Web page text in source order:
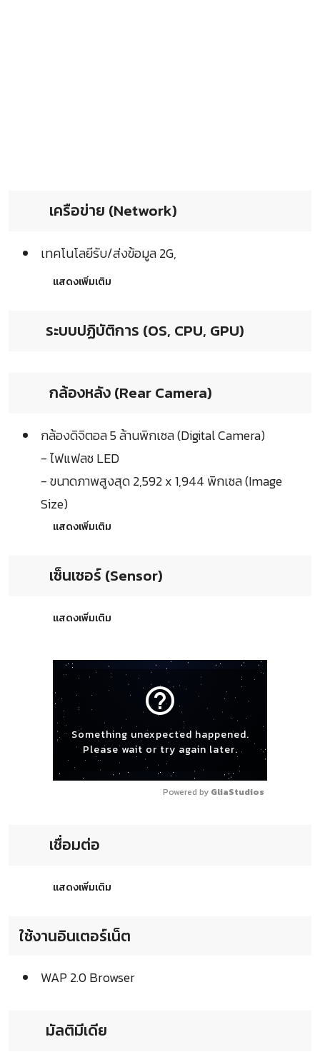
เครือข่าย (Network)
เทคโนโลยีรับ/ส่งข้อมูล 2G,
แสดงเพิ่มเติม
ระบบปฏิบัติการ (OS, CPU, GPU)
กล้องหลัง (Rear Camera)
กล้องดิจิตอล 5 ล้านพิกเซล (Digital Camera)
- ไฟแฟลช LED
- ขนาดภาพสูงสุด 2,592 x 1,944 พิกเซล (Image
Size)
แสดงเพิ่มเติม
เซ็นเซอร์ (Sensor)
แสดงเพิ่มเติม
help_outline
Something unexpected happened.
Please wait or try again later.
Powered by GliaStudios
เชื่อมต่อ
แสดงเพิ่มเติม
ใช้งานอินเตอร์เน็ต
WAP 2.0 Browser
มัลติมีเดีย